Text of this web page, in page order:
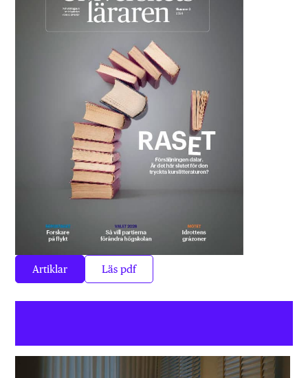
Artiklar Läs pdf